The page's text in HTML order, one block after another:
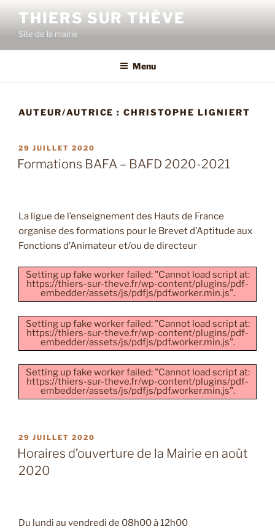
contenu
principal
THIERS SUR THÈVE
Site de la mairie
Menu
AUTEUR/AUTRICE :CHRISTOPHE LIGNIERT
PUBLIÉ
LE
29 JUILLET 2020
Formations BAFA – BAFD 2020-2021
La ligue de l’enseignement des Hauts de France
organise des formations pour le Brevet d’Aptitude aux
Fonctions d’Animateur et/ou de directeur
Setting up fake worker failed: "Cannot load script at:
https://thiers-sur-theve.fr/wp-content/plugins/pdf-
embedder/assets/js/pdfjs/pdf.worker.min.js".
Setting up fake worker failed: "Cannot load script at:
https://thiers-sur-theve.fr/wp-content/plugins/pdf-
embedder/assets/js/pdfjs/pdf.worker.min.js".
Setting up fake worker failed: "Cannot load script at:
https://thiers-sur-theve.fr/wp-content/plugins/pdf-
embedder/assets/js/pdfjs/pdf.worker.min.js".
PUBLIÉ
LE
29 JUILLET 2020
Horaires d’ouverture de la Mairie en août
2020
Du lundi au vendredi de 08h00 à 12h00